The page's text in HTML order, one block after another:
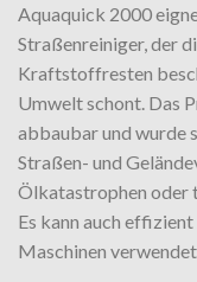
Aquaquick 2000
Straßenreiniger, der
Kraftstoffresten
Umwelt schont. Das
abbaubar und wurde
Straßen- und
Ölkatastrophen oder
Es kann auch
Maschinen verwendet